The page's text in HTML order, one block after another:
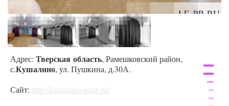
Адрес: Тверская область, Рамешковский район,
с.Кушалино, ул. Пушкина, д.30А.
Сайт: http://kushalino.ucoz.ru/